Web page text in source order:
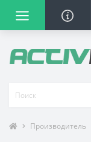
Производитель